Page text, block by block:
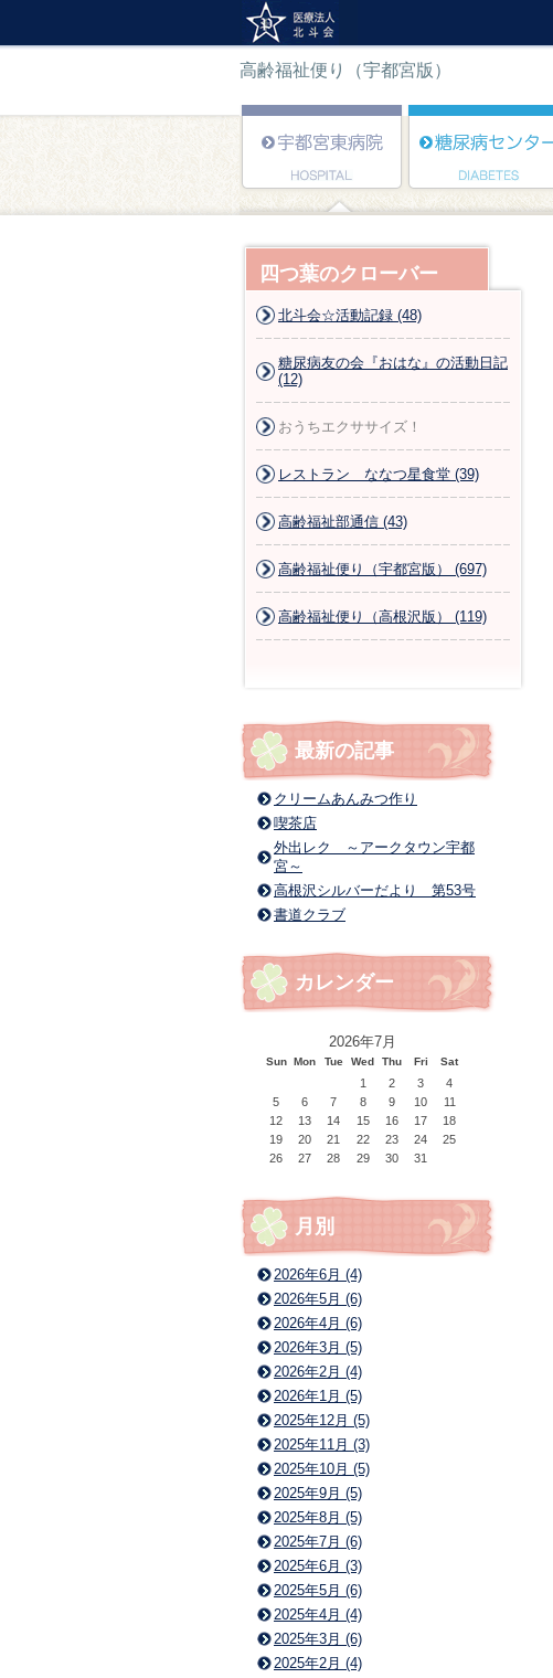
高齢福祉便り（宇都宮版）
四つ葉のクローバー
北斗会☆活動記録 (48)
糖尿病友の会『おはな』の活動日記
(12)
おうちエクササイズ！
レストラン ななつ星食堂 (39)
高齢福祉部通信 (43)
高齢福祉便り（宇都宮版） (697)
高齢福祉便り（高根沢版） (119)
最新の記事
クリームあんみつ作り
喫茶店
外出レク ～アークタウン宇都
宮～
高根沢シルバーだより 第53号
書道クラブ
カレンダー
2026年7月
Sun Mon Tue Wed Thu Fri Sat
1 2 3
4
5
6 7 8 9 10
11
12
13 14 15 16 17
18
19
20 21 22 23 24
25
26
27 28 29 30 31
月別
2026年6月 (4)
2026年5月 (6)
2026年4月 (6)
2026年3月 (5)
2026年2月 (4)
2026年1月 (5)
2025年12月 (5)
2025年11月 (3)
2025年10月 (5)
2025年9月 (5)
2025年8月 (5)
2025年7月 (6)
2025年6月 (3)
2025年5月 (6)
2025年4月 (4)
2025年3月 (6)
2025年2月 (4)